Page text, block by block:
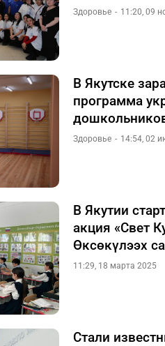
Здоровье 11:20, 09
В Якутске
программа
Здоровье 14:54, 02
В Якутии
акция «Свет
Өксөкүлээх
11:29, 18 марта 2025
Стали